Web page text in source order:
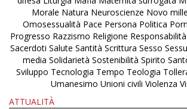
Morale Natura Neuroscienze Novo
Omosessualità Pace Persona Politica
Progresso Razzismo Religione Responsabilità
Sacerdoti Salute Santità Scrittura Sesso
media Solidarietà Sostenibilità Spirito
Sviluppo Tecnologia Tempo Teologia
Umanesimo Unioni civili Violenza
ATTUALITÀ